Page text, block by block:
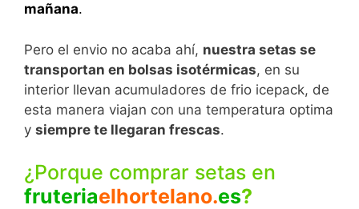
mañana.
Pero el envio no acaba ahí, nuestra setas se
transportan en bolsas isotérmicas, en su
interior llevan acumuladores de frio icepack, de
esta manera viajan con una temperatura optima
y siempre te llegaran frescas.
¿Porque comprar setas en
fruteriaelhortelano.es?